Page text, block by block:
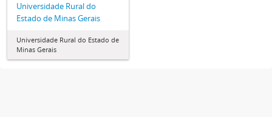
Universidade Rural do
Estado de Minas Gerais
Universidade Rural do Estado de
Minas Gerais